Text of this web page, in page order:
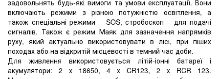
задовольнять будь-які вимоги та умови експлуатації. Вони
включають режими з різною потужністю освітлення, а
також спеціальні режими – SOS, стробоскоп – для подачі
сигналів. Також є режим Маяк для зазначення напрямків
руху, який актуально використовувати в лісі, при піших
походах або на відкритій місцевості в темний час доби.
Для живлення використовується літій-іонні батареї і
акумулятори: 2 х 18650, 4 х CR123, 2 x RCR 123.